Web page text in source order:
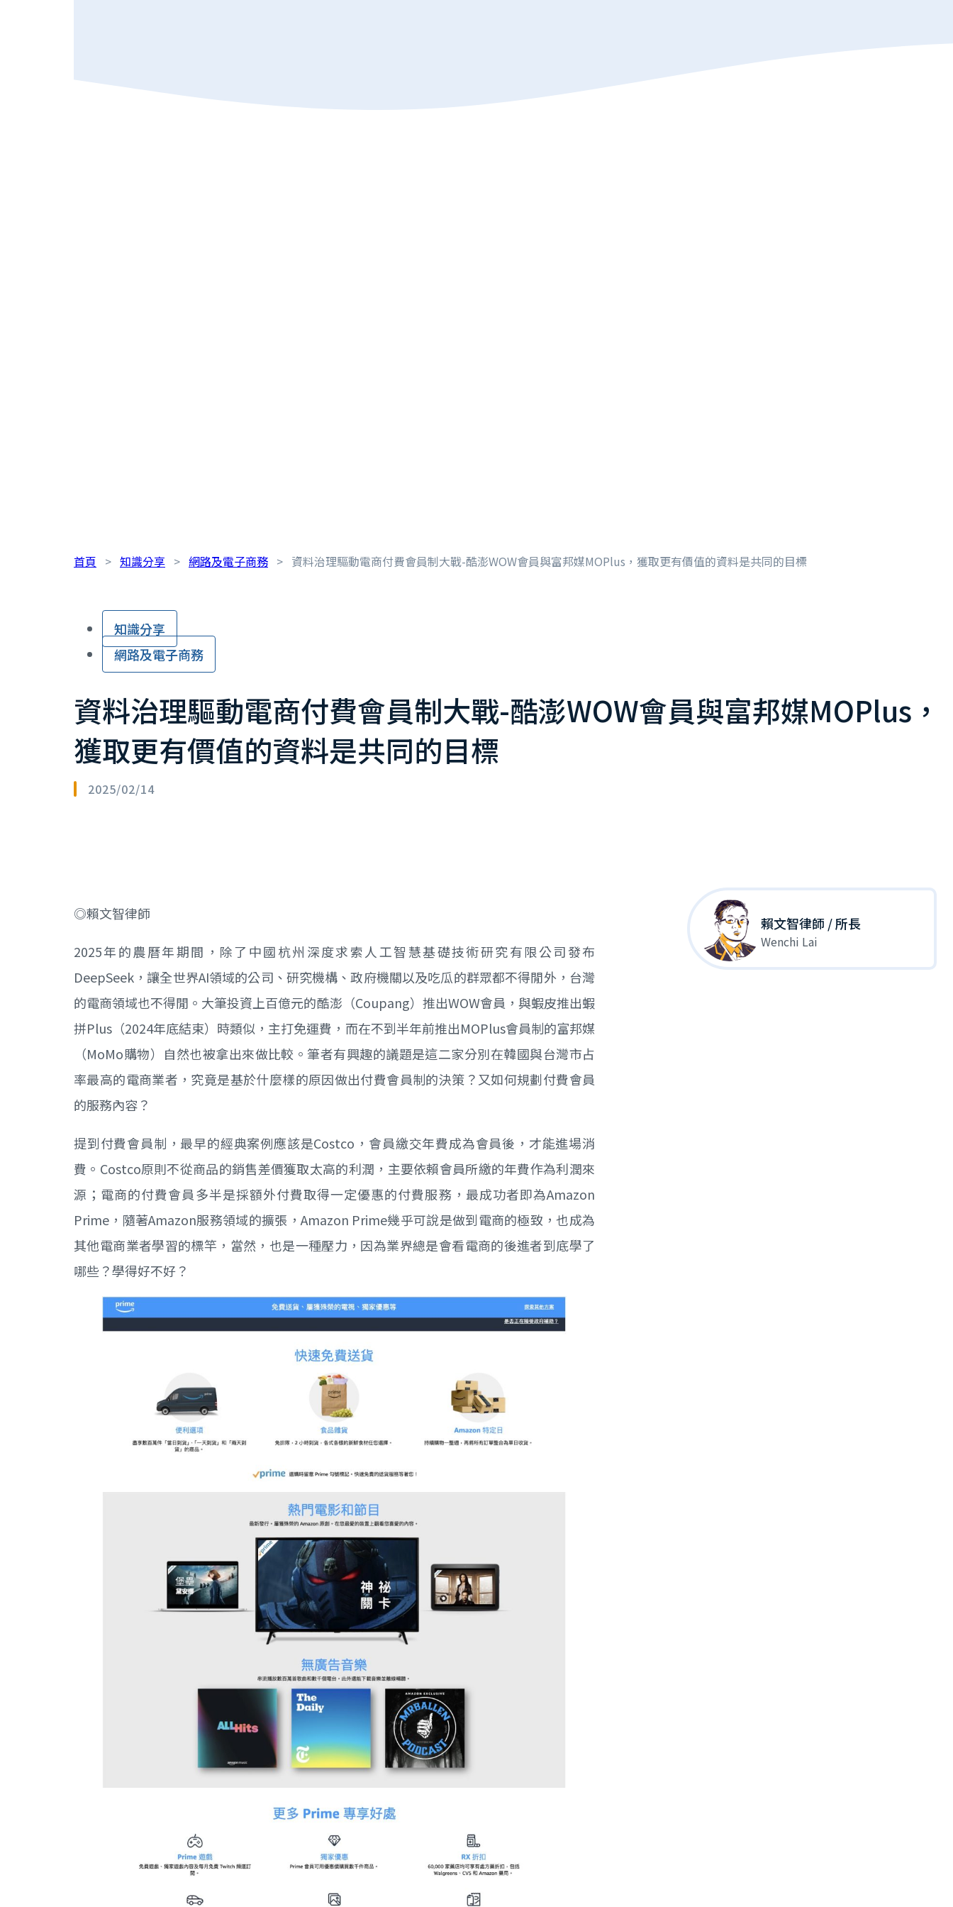
首頁 > 知識分享 > 網路及電子商務 > 資料治理驅動電商付費會員制大戰-酷澎WOW會員與富邦媒MOPlus，獲取更有價值的資料是共同的目標
知識分享
網路及電子商務
資料治理驅動電商付費會員制大戰-酷澎WOW會員與富邦媒MOPlus，
獲取更有價值的資料是共同的目標
2025/02/14
◎賴文智律師
2025年的農曆年期間，除了中國杭州深度求索人工智慧基礎技術研究有限公司發布
DeepSeek，讓全世界AI領域的公司、研究機構、政府機關以及吃瓜的群眾都不得閒外，台灣
的電商領域也不得閒。大筆投資上百億元的酷澎（Coupang）推出WOW會員，與蝦皮推出蝦
拼Plus（2024年底結束）時類似，主打免運費，而在不到半年前推出MOPlus會員制的富邦媒
（MoMo購物）自然也被拿出來做比較。筆者有興趣的議題是這二家分別在韓國與台灣市占
率最高的電商業者，究竟是基於什麼樣的原因做出付費會員制的決策？又如何規劃付費會員
的服務內容？
提到付費會員制，最早的經典案例應該是Costco，會員繳交年費成為會員後，才能進場消
費。Costco原則不從商品的銷售差價獲取太高的利潤，主要依賴會員所繳的年費作為利潤來
源；電商的付費會員多半是採額外付費取得一定優惠的付費服務，最成功者即為Amazon
Prime，隨著Amazon服務領域的擴張，Amazon Prime幾乎可說是做到電商的極致，也成為
其他電商業者學習的標竿，當然，也是一種壓力，因為業界總是會看電商的後進者到底學了
哪些？學得好不好？
賴文智律師 / 所長
Wenchi Lai